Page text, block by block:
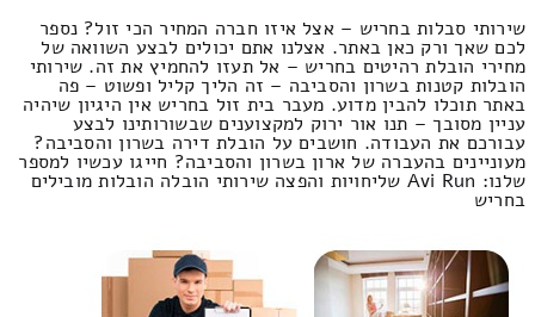
שירותי סבלות בחריש – אצל איזו חברה המחיר הכי זול? נספר
לכם שאך ורק כאן באתר. אצלנו אתם יכולים לבצע השוואה של
מחירי הובלת רהיטים בחריש – אל תעזו להחמיץ את זה. שירותי
הובלות קטנות בשרון והסביבה – זה הליך קליל ופשוט – פה
באתר תוכלו להבין מדוע. מעבר בית זול בחריש אין היגיון שיהיה
עניין מסובך – תנו אור ירוק למקצוענים שבשורותינו לבצע
עבורכם את העבודה. חושבים על הובלת דירה בשרון והסביבה?
מעוניינים בהעברה של ארון בשרון והסביבה? חייגו עכשיו למספר
שלנו: Avi Run שליחויות והפצה שירותי הובלה הובלות מובילים
בחריש